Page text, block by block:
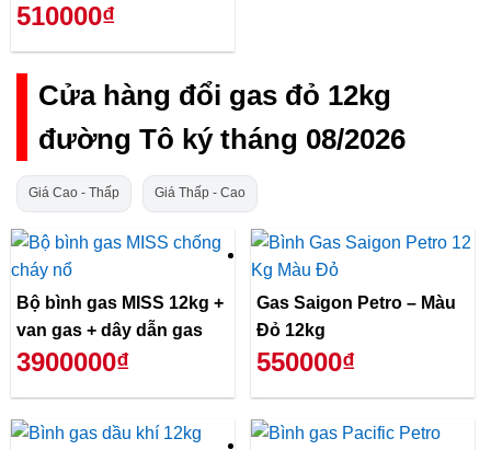
510000₫
Cửa hàng đổi gas đỏ 12kg
đường Tô ký tháng 08/2026
Giá Cao - Thấp Giá Thấp - Cao
Bộ bình gas MISS 12kg +
van gas + dây dẫn gas
3900000₫
Gas Saigon Petro – Màu
Đỏ 12kg
550000₫